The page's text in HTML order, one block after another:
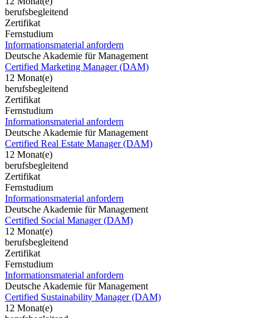
berufsbegleitend
Zertifikat
Fernstudium
Informationsmaterial anfordern
Deutsche Akademie für Management
Certified Marketing Manager (DAM)
12 Monat(e)
berufsbegleitend
Zertifikat
Fernstudium
Informationsmaterial anfordern
Deutsche Akademie für Management
Certified Real Estate Manager (DAM)
12 Monat(e)
berufsbegleitend
Zertifikat
Fernstudium
Informationsmaterial anfordern
Deutsche Akademie für Management
Certified Social Manager (DAM)
12 Monat(e)
berufsbegleitend
Zertifikat
Fernstudium
Informationsmaterial anfordern
Deutsche Akademie für Management
Certified Sustainability Manager (DAM)
12 Monat(e)